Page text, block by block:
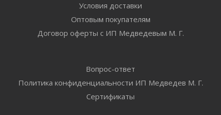
Условия доставки
Оптовым покупателям
Договор оферты с ИП Медведевым М. Г.
Вопрос-ответ
Политика конфиденциальности ИП Медведев М. Г.
Сертификаты